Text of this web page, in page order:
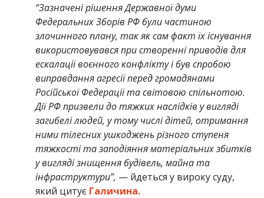
“Зазначені рішення Державної думи
Федеральних Зборів РФ були частиною
злочинного плану, так як сам факт їх існування
використовувався при створенні приводів для
ескалації воєнного конфлікту і був спробою
виправдання агресії перед громадянами
Російської Федерації та світовою спільнотою.
Дії РФ призвели до тяжких наслідків у вигляді
загибелі людей, у тому числі дітей, отримання
ними тілесних ушкоджень різного ступеня
тяжкості та заподіяння матеріальних збитків
у вигляді знищення будівель, майна та
інфраструктури”, — йдеться у вироку суду,
який цитує Галичина.